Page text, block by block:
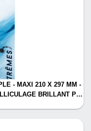
- MAXI 210 X 297 MM -
BRILLANT P…